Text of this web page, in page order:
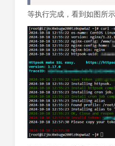
等执行完成，看到如图所